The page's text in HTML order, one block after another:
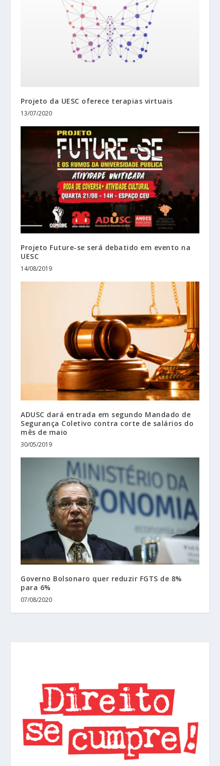
Projeto da UESC oferece terapias virtuais
13/07/2020
Projeto Future-se será debatido em evento na
UESC
14/08/2019
ADUSC dará entrada em segundo Mandado de
Segurança Coletivo contra corte de salários do
mês de maio
30/05/2019
Governo Bolsonaro quer reduzir FGTS de 8%
para 6%
07/08/2020